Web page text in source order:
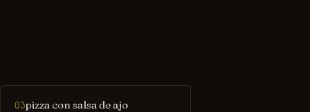
03pizza con salsa de ajo